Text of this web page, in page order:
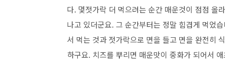
다. 몇젓가락 더 먹으려는 순간 매운것이 점점 올
나고 있더군요. 그 순간부터는 정말 힘겹게 먹었
서 먹는 것과 젓가락으로 면을 들고 면을 완전히
하구요. 치즈를 뿌리면 매운맛이 중화가 되어서